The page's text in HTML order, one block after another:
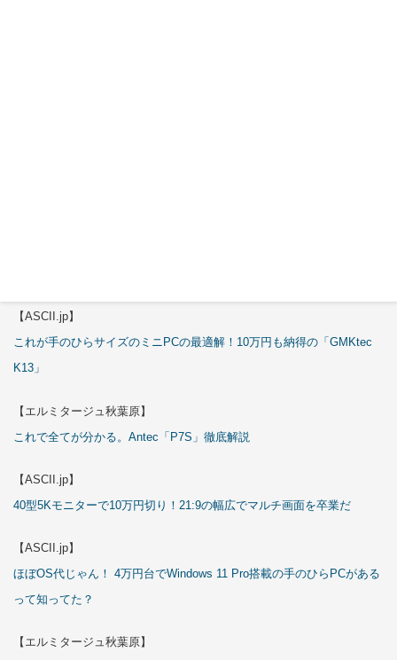
【ASCII.jp】
これが手のひらサイズのミニPCの最適解！10万円も納得の「GMKtec
K13」
【エルミタージュ秋葉原】
これで全てが分かる。Antec「P7S」徹底解説
【ASCII.jp】
40型5Kモニターで10万円切り！21:9の幅広でマルチ画面を卒業だ
【ASCII.jp】
ほぼOS代じゃん！ 4万円台でWindows 11 Pro搭載の手のひらPCがある
って知ってた？
【エルミタージュ秋葉原】